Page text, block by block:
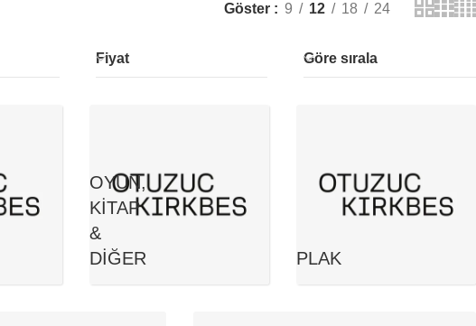
Göster 9 12 18 24
Fiyat Göre sırala
OYUN,
KITAP
&
DIĞER
PLAK